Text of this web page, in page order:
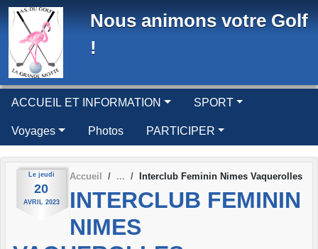
Nous animons votre Golf
!
ACCUEIL ET INFORMATION SPORT
Voyages Photos PARTICIPER
Le jeudi
20
AVRIL 2023
Accueil Interclub Feminin Nimes Vaquerolles
INTERCLUB FEMININ
NIMES
Panneau de gestion des cookies